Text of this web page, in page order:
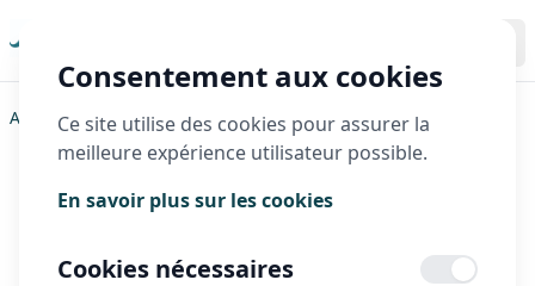
Accueil>HP Velotechnik>Gamme Gekko >Gekko FX 26
Gekko FX 26
Consentement aux cookies
Ce site utilise des cookies pour assurer la
meilleure expérience utilisateur possible.
En savoir plus sur les cookies
Cookies nécessaires